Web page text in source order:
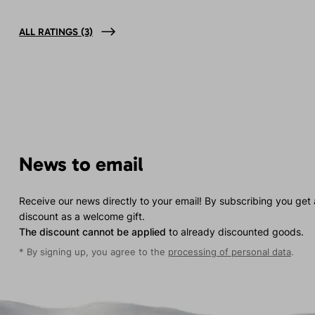
ALL RATINGS (3)
News to email
Receive our news directly to your email! By subscribing you get
discount as a welcome gift.
The discount cannot be applied to already discounted goods.
* By signing up, you agree to the processing of personal data.